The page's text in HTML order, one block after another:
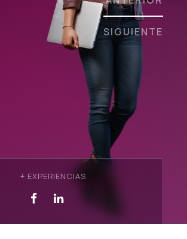
SIGUIENTE
+ EXPERIENCIAS